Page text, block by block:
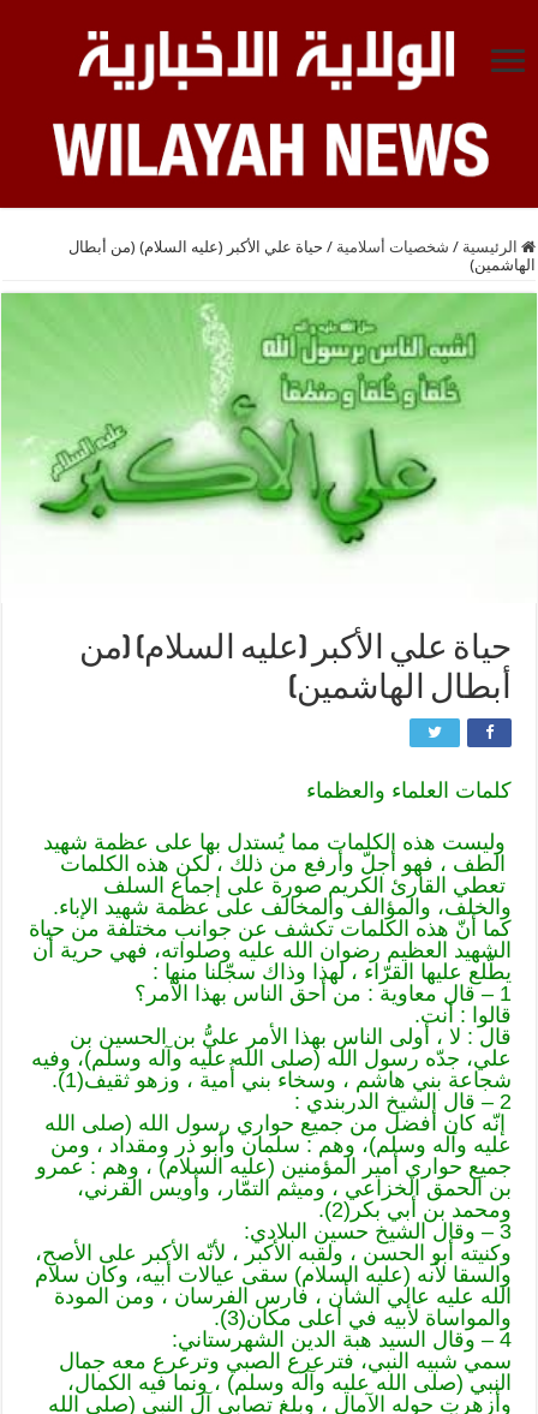
الرئيسية / شخصيات أسلامية / حياة علي الأكبر (عليه السلام) (من أبطال
الهاشمين)
حياة علي الأكبر (عليه السلام) (من
أبطال الهاشمين)
كلمات العلماء والعظماء
وليست هذه الكلمات مما يُستدل بها على عظمة شهيد
الطف ، فهو أجلّ وأرفع من ذلك ، لكن هذه الكلمات
تعطي القارئ الكريم صورة على إجماع السلف
والخلف، والمؤالف والمخالف على عظمة شهيد الإباء.
كما أنّ هذه الكلمات تكشف عن جوانب مختلفة من حياة
الشهيد العظيم رضوان الله عليه وصلواته، فهي حرية أن
يطّلع عليها القرّاء ، لهذا وذاك سجّلنا منها :
1 – قال معاوية : من أحق الناس بهذا الأمر؟
قالوا : أنت.
قال : لا ، أولى الناس بهذا الأمر عليُّ بن الحسين بن
علي، جدّه رسول الله (صلى الله عليه وآله وسلم)، وفيه
شجاعة بني هاشم ، وسخاء بني أُمية ، وزهو ثقيف(1).
2 – قال الشيخ الدربندي :
إنّه كان أفضل من جميع حواري رسول الله (صلى الله
عليه وآله وسلم)، وهم : سلمان وأبو ذر ومقداد ، ومن
جميع حواري أمير المؤمنين (عليه السلام) ، وهم : عمرو
بن الحمق الخزاعي ، وميثم التمّار، وأويس القرني،
ومحمد بن أبي بكر(2).
3 – وقال الشيخ حسين البلادي:
وكنيته أبو الحسن ، ولقبه الأكبر ، لأنّه الأكبر على الأصح،
والسقا لأنه (عليه السلام) سقى عيالات أبيه، وكان سلام
الله عليه عالي الشأن ، فارس الفرسان ، ومن المودة
والمواساة لأبيه في أعلى مكان(3).
4 – وقال السيد هبة الدين الشهرستاني:
سمي شبيه النبي، فترعرع الصبي وترعرع معه جمال
النبي (صلى الله عليه وآله وسلم) ، ونما فيه الكمال،
وأزهرت حوله الآمال ، وبلغ تصابي آل النبي (صلى الله